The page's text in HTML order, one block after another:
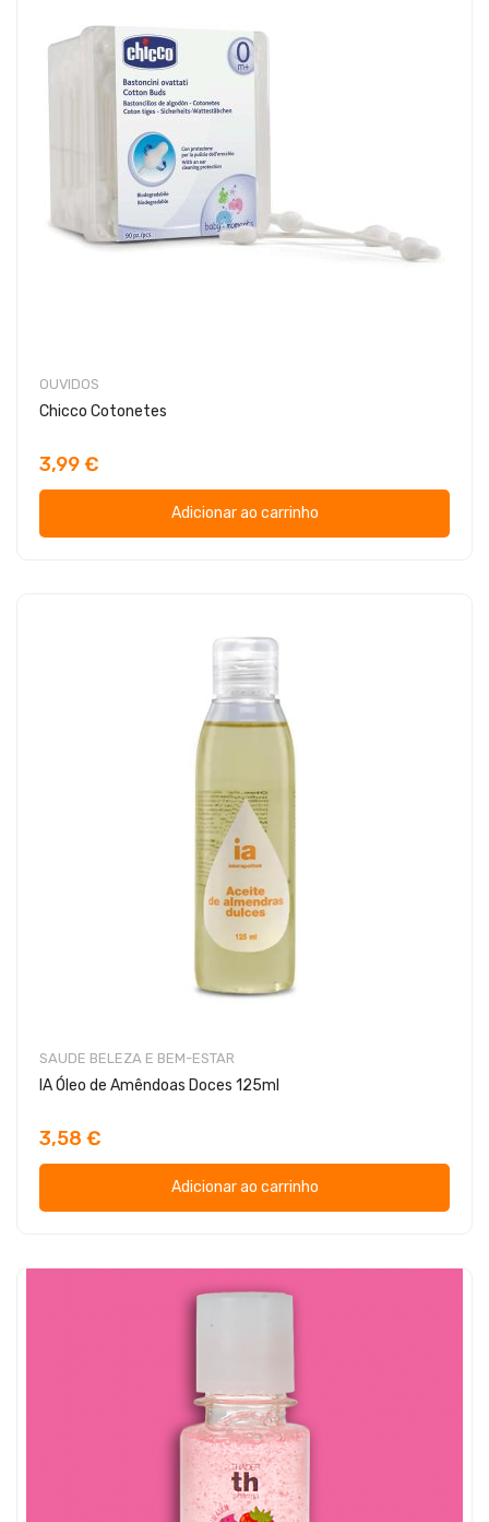
OUVIDOS
Chicco Cotonetes
3,99 €
Adicionar ao carrinho
SAUDE BELEZA E BEM-ESTAR
IA Óleo de Amêndoas Doces 125ml
3,58 €
Adicionar ao carrinho